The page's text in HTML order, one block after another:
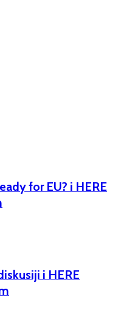
for EU? i HERE
i HERE